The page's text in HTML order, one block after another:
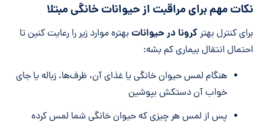
نکات مهم برای مراقبت از حیوانات خانگی مبتلا
برای کنترل بهترکرونا در حیوانات بهتره موارد زیر را رعایت کنین تا
احتمال انتقال بیماری کم بشه:
هنگام لمس حیوان خانگی یا غذای آن، ظرف‌ها، زباله یا جای
خواب آن دستکش بپوشین
پس از لمس هر چیزی که حیوان خانگی شما لمس کرده